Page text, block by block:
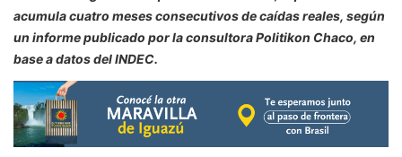
acumula cuatro meses consecutivos de caídas reales, según
un informe publicado por la consultora Politikon Chaco, en
base a datos del INDEC.